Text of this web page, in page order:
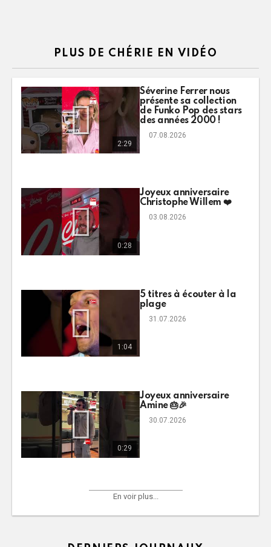
PLUS DE CHÉRIE EN VIDÉO
2:29
Séverine Ferrer nous
présente sa collection
de Funko Pop des stars
des années 2000 !
07.08.2026
0:28
Joyeux anniversaire
Christophe Willem ❤️
03.08.2026
1:04
5 titres à écouter à la
plage
31.07.2026
0:29
Joyeux anniversaire
Amine 🎂🎉
30.07.2026
En voir plus...